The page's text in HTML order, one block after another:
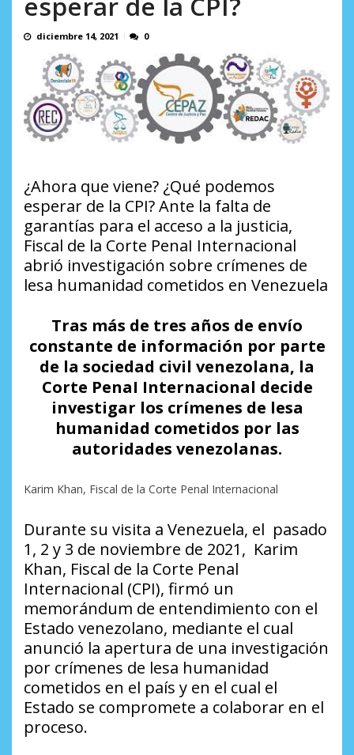
AGOSTO 9, 2026
diciembre 14, 2021 0
¿Ahora que viene? ¿Qué podemos
esperar de la CPI? Ante la falta de
garantías para el acceso a la justicia,
Fiscal de la Corte PenaI Internacional
abrió investigación sobre crímenes de
lesa humanidad cometidos en Venezuela
Tras más de tres años de envío
constante de información por parte
de la sociedad civil venezolana, la
Corte PenaI Internacional decide
investigar los crímenes de lesa
humanidad cometidos por las
autoridades venezolanas.
Karim Khan, Fiscal de la Corte Penal Internacional
Durante su visita a Venezuela, el pasado
1, 2 y 3 de noviembre de 2021, Karim
Khan, Fiscal de la Corte Penal
Internacional (CPI), firmó un
memorándum de entendimiento con el
Estado venezolano, mediante el cual
anunció la apertura de una investigación
por crímenes de lesa humanidad
cometidos en el país y en el cual el
Estado se compromete a colaborar en el
proceso.